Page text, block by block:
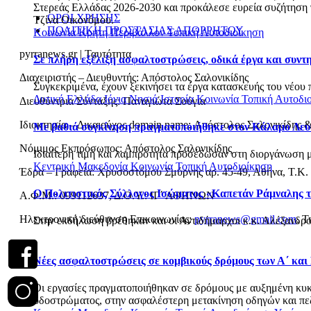
Στερεάς Ελλάδας 2026-2030 και προκάλεσε ευρεία συζήτηση
Τζίνα Οικονόμου.
ΚοινωνίαΚρήτηΠεριβάλλονΤοπική Αυτοδιοίκηση
Σε πλήρη εξέλιξη ασφαλτοστρώσεις, οδικά έργα και
Συγκεκριμένα, έχουν ξεκινήσει τα έργα κατασκευής του
Δυτική ΕλλάδαΙόνια ΝησιάΙστορίαΚοινωνία Τοπική
Με βαθιά συγκίνηση πραγματοποιήθηκε στον Κάλαμο
Ιδιαίτερη τιμή και λαμπρότητα προσέδωσαν στη διοργάνωση
Κεντρική Μακεδονία Κοινωνία Τοπική Αυτοδιοίκηση
Ο Πολιτιστικός Σύλλογος Ισώματος «Καπετάν Ράμναλης
Στην εκδήλωση βρέθηκαν και οι Αντιδήμαρχοι κ.κ.
Νέες ασφαλτοστρώσεις σε κομβικούς δρόμους των Α΄
Οι εργασίες πραγματοποιήθηκαν σε δρόμους με αυξημένη
οδοστρώματος, στην ασφαλέστερη μετακίνηση οδηγών και
ΟΡΟΙ ΧΡΗΣΗΣ
ΠΟΛΙΤΙΚΗ ΠΡΟΣΤΑΣΙΑΣ ΑΠΟΡΡΗΤΟΥ
pyrranews.gr | Ταυτότητα
Διαχειριστής – Διευθυντής: Απόστολος Σαλονικίδης
Διευθύντρια Σύνταξης: Παναγιώτα Σούγια
Ιδιοκτησία – Δικαιούχος domain name: Απόστολος
Νόμιμος Εκπρόσωπος: Απόστολος Σαλονικίδης
Έδρα – Γραφεία: Χρυσοστόμου Σμύρνης αρ. 45-49, Αθήνα, Τ.Κ.
Α.Φ.Μ.: 099112637, Δ.Ο.Υ.: ΙΓ΄ ΑΘΗΝΩΝ
Ηλεκτρονική διεύθυνση Επικοινωνίας:pyrranews@gmail.com,